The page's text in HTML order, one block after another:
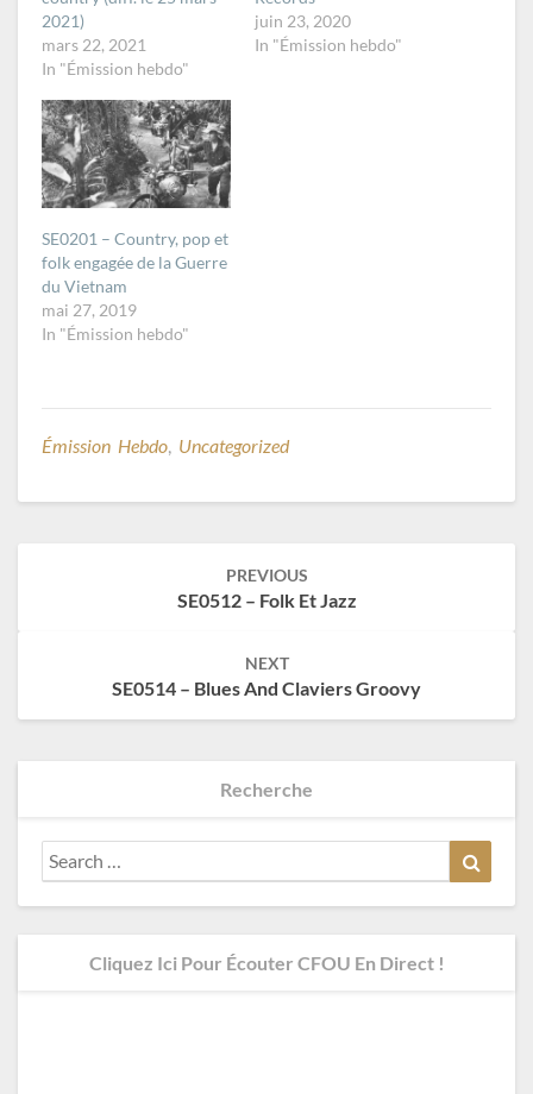
2021)
mars 22, 2021
In "Émission hebdo"
juin 23, 2020
In "Émission hebdo"
SE0201 – Country, pop et
folk engagée de la Guerre
du Vietnam
mai 27, 2019
In "Émission hebdo"
Émission Hebdo, Uncategorized
PREVIOUS
SE0512 – Folk Et Jazz
NEXT
SE0514 – Blues And Claviers Groovy
Recherche
Search
for:
Cliquez Ici Pour Écouter CFOU En Direct !